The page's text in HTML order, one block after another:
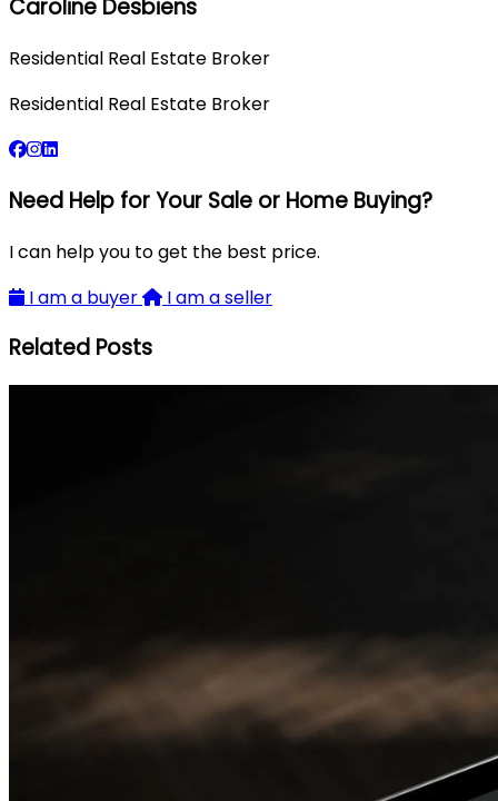
Caroline Desbiens
Residential Real Estate Broker
Residential Real Estate Broker
Need Help for Your Sale or Home Buying?
I can help you to get the best price.
I am a buyer
I am a seller
Related Posts